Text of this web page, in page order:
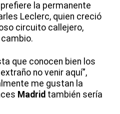
la permanente
Leclerc, quien creció
circuito callejero,
que conocen bien los
no venir aquí”,
me gustan la
Madrid también sería